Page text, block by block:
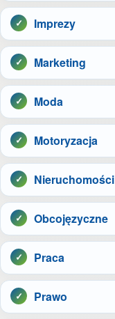
Imprezy
Marketing
Moda
Motoryzacja
Nieruchomości
Obcojęzyczne
Praca
Prawo